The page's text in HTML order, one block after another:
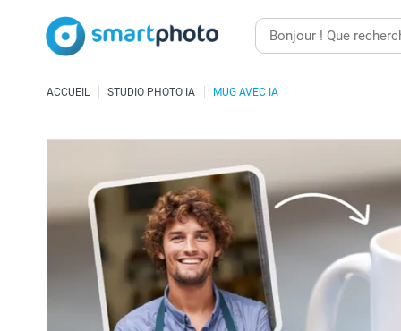
ACCUEIL STUDIO PHOTO IA MUG AVEC IA